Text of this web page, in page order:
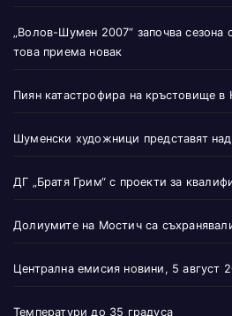
„Волов-Шумен 2007“ започва сезона
това приема новак
Пиян катастрофира на кръстовище в
Шуменски художници представят
ДГ „Братя Грим“ с проекти за
Долиумите на Мостич са
Централна емисия новини, 5 август
Температури до 35 градуса